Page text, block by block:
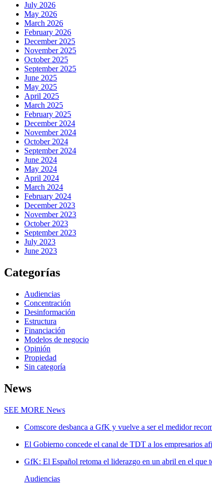
July 2026
May 2026
March 2026
February 2026
December 2025
November 2025
October 2025
September 2025
June 2025
May 2025
April 2025
March 2025
February 2025
December 2024
November 2024
October 2024
September 2024
June 2024
May 2024
April 2024
March 2024
February 2024
December 2023
November 2023
October 2023
September 2023
July 2023
June 2023
Categorías
Audiencias
Concentración
Desinformación
Estructura
Financiación
Modelos de negocio
Opinión
Propiedad
Sin categoría
News
SEE MORE News
Comscore desbanca a GfK y vuelve a ser el medidor
El Gobierno concede el canal de TDT a los empresarios
GfK: El Español retoma el liderazgo en un abril en el que
Audiencias